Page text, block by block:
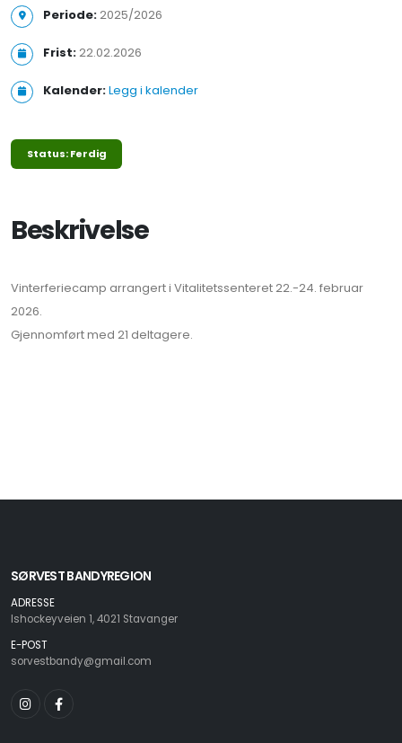
Periode:2025/2026
Frist:22.02.2026
Kalender:Legg i kalender
Status: Ferdig
Beskrivelse
Vinterferiecamp arrangert i Vitalitetssenteret 22.-24. februar
2026.
Gjennomført med 21 deltagere.
SØRVEST BANDYREGION
ADRESSE
Ishockeyveien 1, 4021 Stavanger
E-POST
sorvestbandy@gmail.com